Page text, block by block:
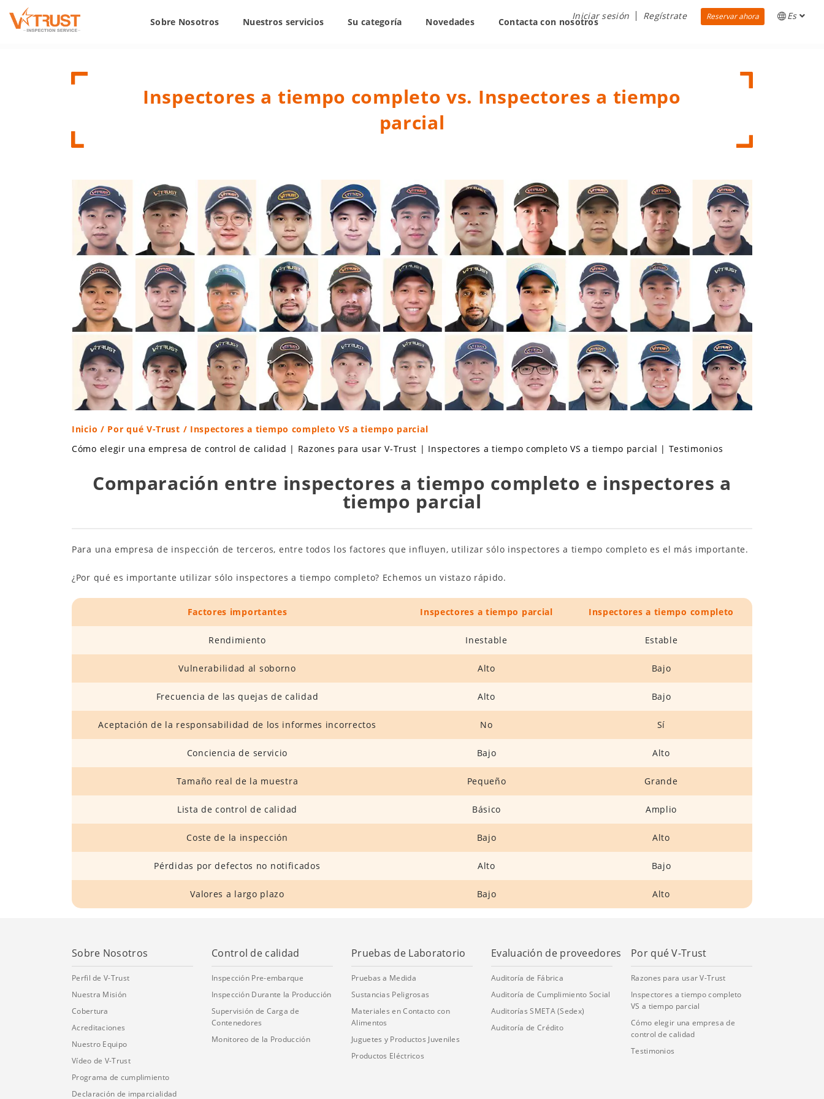
Sobre Nosotros Nuestros servicios Su categoría Novedades Contacta con nosotros
Iniciar sesión Regístrate Reservar ahora Es
Inspectores a tiempo completo vs. Inspectores a tiempo
parcial
Inicio / Por qué V-Trust / Inspectores a tiempo completo VS a tiempo parcial
Cómo elegir una empresa de control de calidad | Razones para usar V-Trust | Inspectores a tiempo completo VS a tiempo parcial | Testimonios
Comparación entre inspectores a tiempo completo e inspectores a
tiempo parcial
Para una empresa de inspección de terceros, entre todos los factores que influyen, utilizar sólo inspectores a tiempo completo es el más importante.
¿Por qué es importante utilizar sólo inspectores a tiempo completo? Echemos un vistazo rápido.
Factores importantes Inspectores a tiempo parcial Inspectores a tiempo completo
Rendimiento Inestable Estable
Vulnerabilidad al soborno Alto Bajo
Frecuencia de las quejas de calidad Alto Bajo
Aceptación de la responsabilidad de los informes incorrectos No Sí
Conciencia de servicio Bajo Alto
Tamaño real de la muestra Pequeño Grande
Lista de control de calidad Básico Amplio
Coste de la inspección Bajo Alto
Pérdidas por defectos no notificados Alto Bajo
Valores a largo plazo Bajo Alto
Sobre Nosotros
Perfil de V-Trust
Nuestra Misión
Cobertura
Acreditaciones
Nuestro Equipo
Vídeo de V-Trust
Programa de cumplimiento
Declaración de imparcialidad
Control de calidad
Inspección Pre-embarque
Inspección Durante la Producción
Supervisión de Carga de
Contenedores
Monitoreo de la Producción
Pruebas de Laboratorio
Pruebas a Medida
Sustancias Peligrosas
Materiales en Contacto con
Alimentos
Juguetes y Productos Juveniles
Productos Eléctricos
Evaluación de proveedores
Auditoría de Fábrica
Auditoría de Cumplimiento Social
Auditorías SMETA (Sedex)
Auditoría de Crédito
Por qué V-Trust
Razones para usar V-Trust
Inspectores a tiempo completo
VS a tiempo parcial
Cómo elegir una empresa de
control de calidad
Testimonios